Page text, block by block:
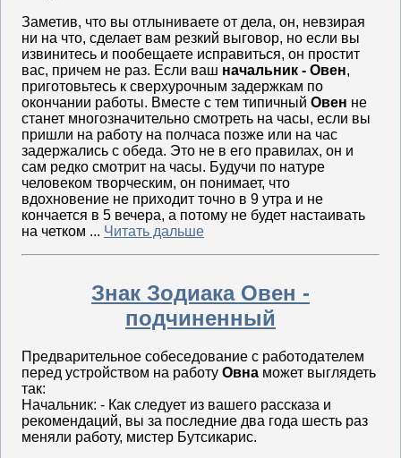
Заметив, что вы отлыниваете от дела, он, невзирая
ни на что, сделает вам резкий выговор, но если вы
извинитесь и пообещаете исправиться, он простит
вас, причем не раз. Если ваш начальник - Овен,
приготовьтесь к сверхурочным задержкам по
окончании работы. Вместе с тем типичный Овен не
станет многозначительно смотреть на часы, если вы
пришли на работу на полчаса позже или на час
задержались с обеда. Это не в его правилах, он и
сам редко смотрит на часы. Будучи по натуре
человеком творческим, он понимает, что
вдохновение не приходит точно в 9 утра и не
кончается в 5 вечера, а потому не будет настаивать
на четком ... Читать дальше
Знак Зодиака Овен -
подчиненный
Предварительное собеседование с работодателем
перед устройством на работу Овна может выглядеть
так:
Начальник: - Как следует из вашего рассказа и
рекомендаций, вы за последние два года шесть раз
меняли работу, мистер Бутсикарис.